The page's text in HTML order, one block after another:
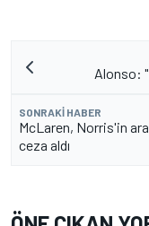
Alonso:
SONRAKI HABER
McLaren, Norris'in
ceza aldı